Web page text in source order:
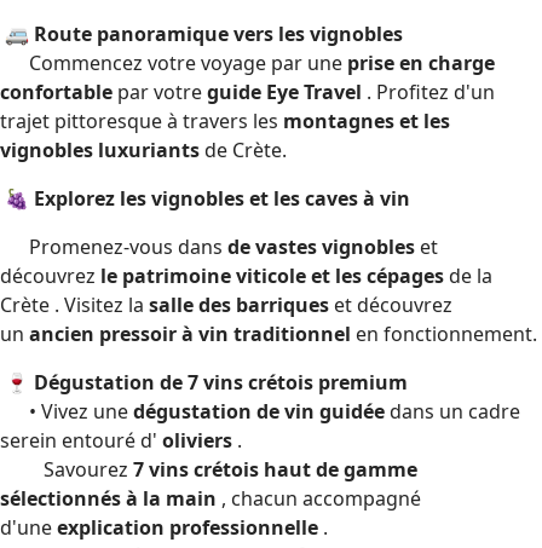
🚐 Route panoramique vers les vignobles
Commencez votre voyage par une prise en charge
confortable par votreguide Eye Travel . Profitez d'un
trajet pittoresque à travers les montagnes et les
vignobles luxuriantsde Crète.
🍇 Explorez les vignobles et les caves à vin
Promenez-vous dans de vastes vignobles et
découvrez le patrimoine viticole et les cépagesde la
Crète . Visitez la salle des barriques et découvrez
un ancien pressoir à vin traditionnel en fonctionnement.
🍷 Dégustation de 7 vins crétois premium
• Vivez unedégustation de vin guidéedans un cadre
serein entouré d' oliviers .
Savourez 7 vins crétois haut de gamme
sélectionnés à la main , chacun accompagné
d'uneexplication professionnelle .